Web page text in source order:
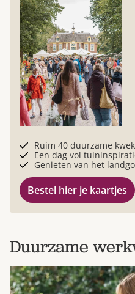
Ruim 40 duurzame
Een dag vol
Genieten van het
Bestel hier je kaartjes
Duurzame